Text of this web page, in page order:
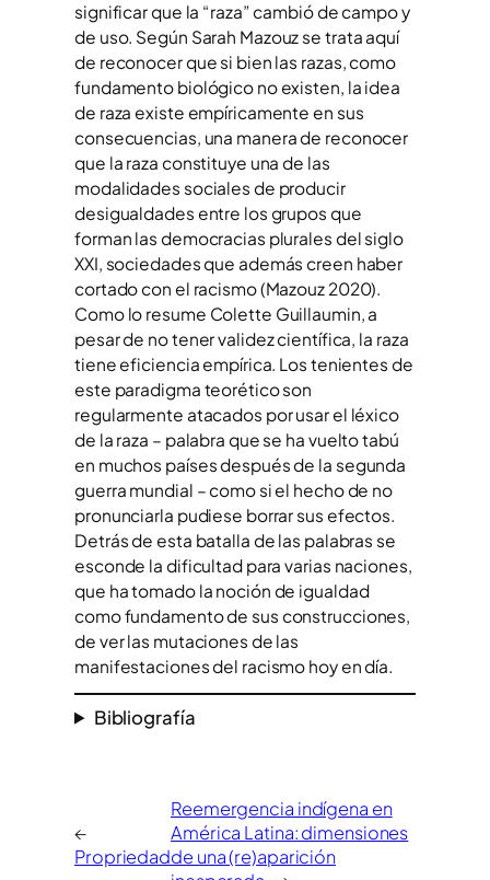
significar que la “raza” cambió de campo y
de uso. Según Sarah Mazouz se trata aquí
de reconocer que si bien las razas, como
fundamento biológico no existen, la idea
de raza existe empíricamente en sus
consecuencias, una manera de reconocer
que la raza constituye una de las
modalidades sociales de producir
desigualdades entre los grupos que
forman las democracias plurales del siglo
XXI, sociedades que además creen haber
cortado con el racismo (Mazouz 2020).
Como lo resume Colette Guillaumin, a
pesar de no tener validez científica, la raza
tiene eficiencia empírica. Los tenientes de
este paradigma teorético son
regularmente atacados por usar el léxico
de la raza – palabra que se ha vuelto tabú
en muchos países después de la segunda
guerra mundial – como si el hecho de no
pronunciarla pudiese borrar sus efectos.
Detrás de esta batalla de las palabras se
esconde la dificultad para varias naciones,
que ha tomado la noción de igualdad
como fundamento de sus construcciones,
de ver las mutaciones de las
manifestaciones del racismo hoy en día.
Bibliografía
←
Propriedad
Reemergencia indígena en
América Latina: dimensiones
de una (re)aparición